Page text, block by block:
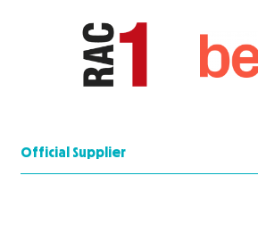
Official Supplier